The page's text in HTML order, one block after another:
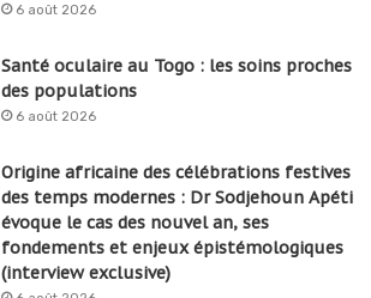
6 août 2026
Santé oculaire au Togo : les soins proches
des populations
6 août 2026
Origine africaine des célébrations festives
des temps modernes : Dr Sodjehoun Apéti
évoque le cas des nouvel an, ses
fondements et enjeux épistémologiques
(interview exclusive)